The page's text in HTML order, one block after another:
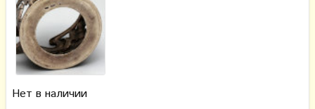
Нет в наличии